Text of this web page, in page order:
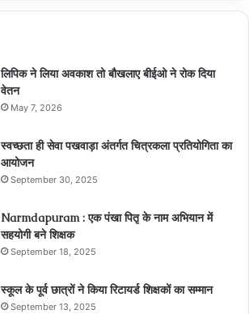
लिपिक ने लिया अवकाश तो बौखलाए बीईओ ने रोक दिया
वेतन
May 7, 2026
स्वच्छता ही सेवा पखवाड़ा अंतर्गत चित्रकला प्रतियोगिता का
आयोजन
September 30, 2025
Narmdapuram : एक पंखा पितृ के नाम अभियान में
सहयोगी बने शिक्षक
September 18, 2025
स्कूल के पूर्व छात्रों ने किया रिटायर्ड शिक्षकों का सम्मान
September 13, 2025